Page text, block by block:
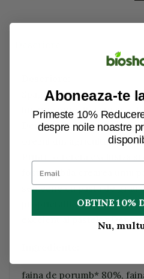
Spaghetele bio fara gluten
bucurie pura. Pentru
Dennree, se utilizeaza
orezul din agricultura
fost posibila crearea unui
semeene cu pasta de
proprietatile sale de gatit.
excelent al pastelor
faina de porumb* 80%,
Aboneaza-te
Primeste 10%
despre noile noastre
OBTINE 10%
Nu,